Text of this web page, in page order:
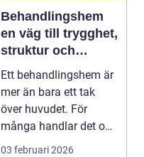
Behandlingshem
en väg till trygghet,
struktur och
förändring
Ett behandlingshem är
mer än bara ett tak
över huvudet. För
många handlar det om
att få en chans att...
03 februari 2026